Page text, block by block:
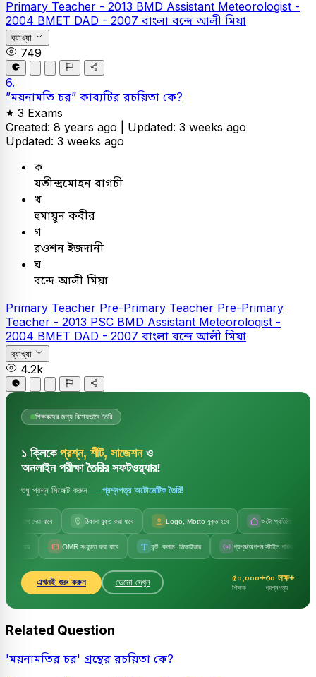
Primary Teacher - 2013 BMD Assistant Meteorologist -
2004 BMET DAD - 2007 বাংলা বন্দে আলী মিয়া
ব্যাখ্যা
749
6.
”ময়নামতি চর” কাব্যটির রচয়িতা কে?
3 Exams
Created: 8 years ago | Updated: 3 weeks ago
Updated: 3 weeks ago
ক
যতীন্দ্রমোহন বাগচী
খ
হুমায়ুন কবীর
গ
রওশন ইজদানী
ঘ
বন্দে আলী মিয়া
Primary Teacher Pre-Primary Teacher Pre-Primary
Teacher - 2013 PSC BMD Assistant Meteorologist -
2004 BMET DAD - 2007 বাংলা বন্দে আলী মিয়া
ব্যাখ্যা
4.2k
শিক্ষকদের জন্য বিশেষভাবে তৈরি
১ ক্লিকে প্রশ্ন, শীট, সাজেশনও
অনলাইন পরীক্ষা তৈরির সফটওয়্যার!
শুধু প্রশ্ন সিলেক্ট করুন — প্রশ্নপত্র অটোমেটিক তৈরি!
দেয়া যাবে ঠিকানা যুক্ত করা যাবে Logo, Motto যুক্ত হবে অটো প্রতিষ্ঠানের নাম
OMR সংযুক্ত করা যাবে ফন্ট, কলাম, ডিভাইডার প্রশ্ন/অপশন স্টাইল পরিবর্তন
এখনই শুরু করুন ডেমো দেখুন ৫০,০০০+
শিক্ষক
৩০ লক্ষ+
প্রশ্নপত্র
Related Question
'ময়নামতির চর' গ্রন্থের রচয়িতা কে?